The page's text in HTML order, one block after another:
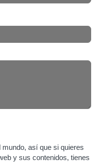
así que si quieres
y sus contenidos, tienes